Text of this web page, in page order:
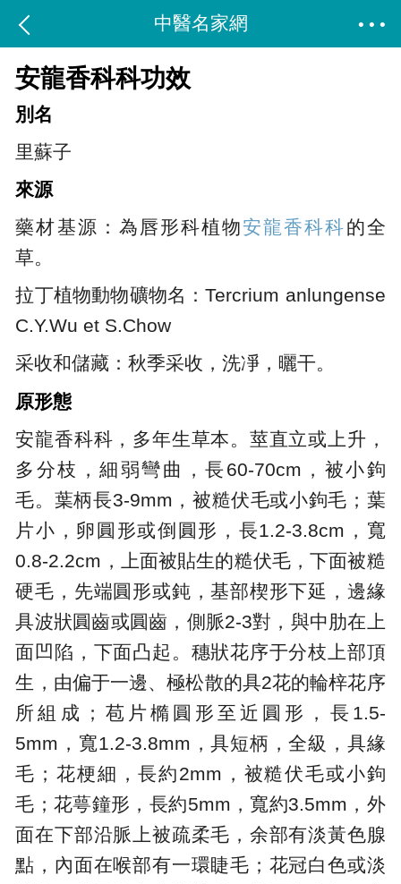
中醫名家網
安龍香科科功效
別名
里蘇子
來源
藥材基源：為唇形科植物安龍香科科的全
草。
拉丁植物動物礦物名：Tercrium anlungense
C.Y.Wu et S.Chow
采收和儲藏：秋季采收，洗凈，曬干。
原形態
安龍香科科，多年生草本。莖直立或上升，
多分枝，細弱彎曲，長60-70cm，被小鉤
毛。葉柄長3-9mm，被糙伏毛或小鉤毛；葉
片小，卵圓形或倒圓形，長1.2-3.8cm，寬
0.8-2.2cm，上面被貼生的糙伏毛，下面被糙
硬毛，先端圓形或鈍，基部楔形下延，邊緣
具波狀圓齒或圓齒，側脈2-3對，與中肋在上
面凹陷，下面凸起。穗狀花序于分枝上部頂
生，由偏于一邊、極松散的具2花的輪梓花序
所組成；苞片橢圓形至近圓形，長1.5-
5mm，寬1.2-3.8mm，具短柄，全級，具緣
毛；花梗細，長約2mm，被糙伏毛或小鉤
毛；花萼鐘形，長約5mm，寬約3.5mm，外
面在下部沿脈上被疏柔毛，余部有淡黃色腺
點，內面在喉部有一環睫毛；花冠白色或淡